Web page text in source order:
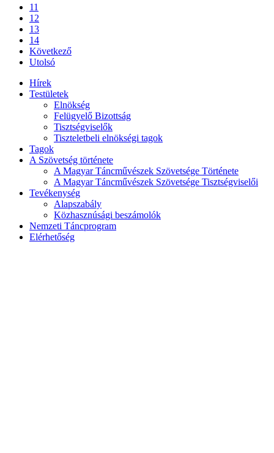
11
12
13
14
Következő
Utolsó
Hírek
Testületek
Elnökség
Felügyelő Bizottság
Tisztségviselők
Tiszteletbeli elnökségi tagok
Tagok
A Szövetség története
A Magyar Táncművészek Szövetsége Története
A Magyar Táncművészek Szövetsége Tisztségviselői
Tevékenység
Alapszabály
Közhasznúsági beszámolók
Nemzeti Táncprogram
Elérhetőség